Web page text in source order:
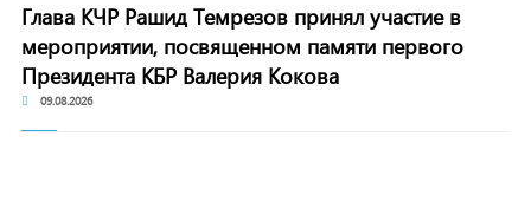
Глава КЧР Рашид Темрезов принял участие в
мероприятии, посвященном памяти первого
Президента КБР Валерия Кокова
09.08.2026